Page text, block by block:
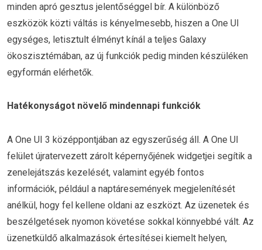
minden apró gesztus jelentőséggel bír. A különböző
eszközök közti váltás is kényelmesebb, hiszen a One UI
egységes, letisztult élményt kínál a teljes Galaxy
ökoszisztémában, az új funkciók pedig minden készüléken
egyformán elérhetők.
Hatékonyságot növelő mindennapi funkciók
A One UI 3 középpontjában az egyszerűség áll. A One UI
felület újratervezett zárolt képernyőjének widgetjei segítik a
zenelejátszás kezelését, valamint egyéb fontos
információk, például a naptáresemények megjelenítését
anélkül, hogy fel kellene oldani az eszközt. Az üzenetek és
beszélgetések nyomon követése sokkal könnyebbé vált. Az
üzenetküldő alkalmazások értesítései kiemelt helyen,